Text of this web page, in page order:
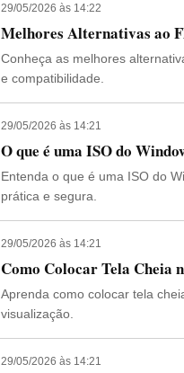
29/05/2026 às 14:22
Melhores Alternativas ao
Conheça as melhores
e compatibilidade.
29/05/2026 às 14:21
O que é uma ISO do
Entenda o que é uma ISO do
prática e segura.
29/05/2026 às 14:21
Como Colocar Tela Cheia
Aprenda como colocar tela
visualização.
29/05/2026 às 14:21